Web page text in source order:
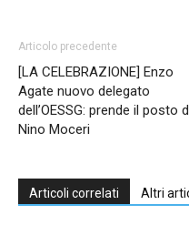
Articolo precedente
[LA CELEBRAZIONE] Enzo
Agate nuovo delegato
dell’OESSG: prende il posto
Nino Moceri
Articoli correlati Altri